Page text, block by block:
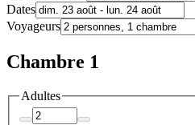
Dates
Voyageurs
Chambre 1
Adultes